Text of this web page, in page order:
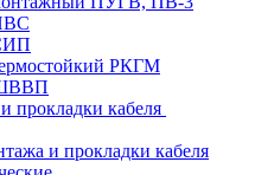
РКГМ
прокладки кабеля
и прокладки кабеля